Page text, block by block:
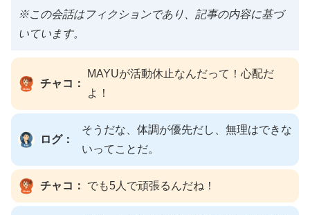
※この会話はフィクションであり、記事の内容に基づ
いています。
チャコ：
MAYUが活動休止なんだって！心配だ
よ！
ログ：
そうだな、体調が優先だし、無理はできな
いってことだ。
チャコ： でも5人で頑張るんだね！